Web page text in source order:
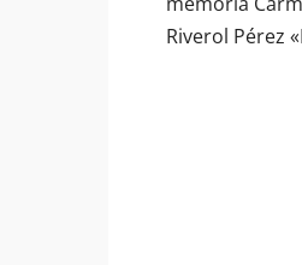
Riverol Pérez